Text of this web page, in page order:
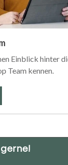
Einblick hinter
Team kennen.